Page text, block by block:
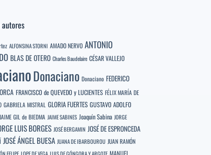
autores
ALFONSINA STORNI AMADO NERVO ANTONIO
BLAS DE OTERO Charles Baudelaire CÉSAR VALLEJO
Donaciano Donaciano FEDERICO
FRANCISCO de QUEVEDO y LUCIENTES FÉLIX MARÍA DE
GABRIELA MISTRAL GLORIA FUERTES GUSTAVO ADOLFO
JAIME GIL de BIEDMA JAIME SABINES Joaquín Sabina JORGE
LUIS BORGES JOSÉ BERGAMIN JOSÉ DE ESPRONCEDA
JOSÉ ÁNGEL BUESA JUANA DE IBARBOUROU JUAN RAMÓN